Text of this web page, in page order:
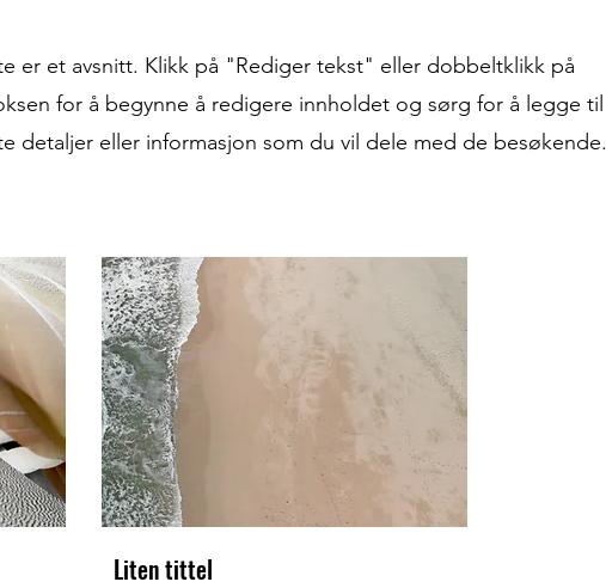
er et avsnitt. Klikk på "Rediger tekst" eller dobbeltklikk på
for å begynne å redigere innholdet og sørg for å legge til
detaljer eller informasjon som du vil dele med de besøkende.
Liten tittel